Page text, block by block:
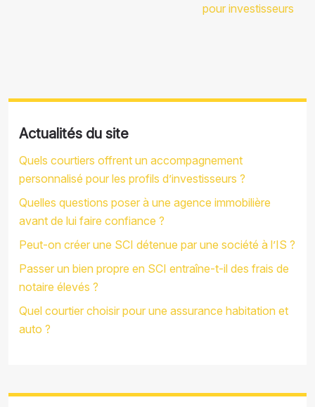
pour investisseurs
Actualités du site
Quels courtiers offrent un accompagnement
personnalisé pour les profils d’investisseurs ?
Quelles questions poser à une agence immobilière
avant de lui faire confiance ?
Peut-on créer une SCI détenue par une société à l’IS ?
Passer un bien propre en SCI entraîne-t-il des frais de
notaire élevés ?
Quel courtier choisir pour une assurance habitation et
auto ?